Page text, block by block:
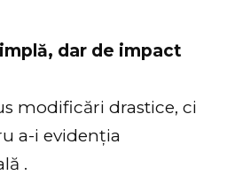
dar de impact
modificări drastice, ci
a-i evidenția
.